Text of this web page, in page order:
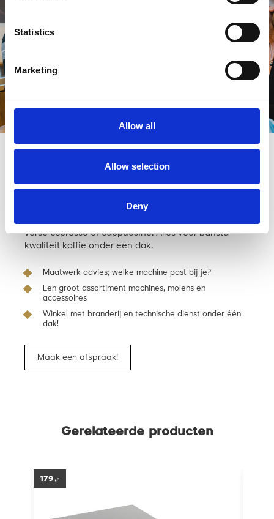
Statistics
Marketing
Allow all
Allow selection
Deny
Kom langs en bekijk ‘m in de
winkel
In onze koffie-speeltuin adviseren we je uitgebreid
verse espresso of cappuccino. Alles voor barista-
kwaliteit koffie onder een dak.
Maatwerk advies; welke machine past bij je?
Een groot assortiment machines, molens en
accessoires
Winkel met branderij en technische dienst onder één
dak!
Maak een afspraak!
Gerelateerde producten
179,-